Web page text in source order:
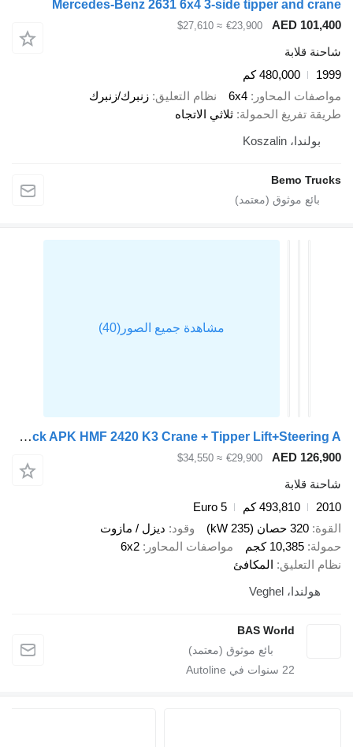
Mercedes-Benz 2631 6x4 3-side tipper and
AED
€23,900
≈ $27,610
قلابة
480,000 كم
المحاور 6x4 نظام التعليق زنبرك/زنبرك
تفريغ الحمولة ثلاثي الاتجاه
بولندا، Koszalin
Bemo
Scania P320 6X2 NL-Truck APK HMF 2420 K3 Crane + Tipper Lift+Steering A
AED
€29,900
≈ $34,550
قلابة
493,810 كم
Euro 5
320 حصان (235 kW) وقود
ديزل / مازوت
10,385 كجم مواصفات المحاور 6x2
التعليق المكافئ
هولندا، Veghel
BAS World
سنوات في Autoline